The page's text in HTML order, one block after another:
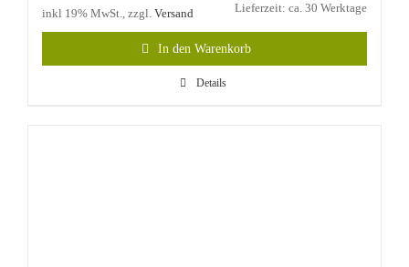
inkl 19% MwSt., zzgl. Versand Lieferzeit: ca. 30 Werktage
In den Warenkorb
Details